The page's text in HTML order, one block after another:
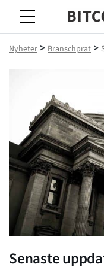
Nyheter > Branschprat >
Senaste